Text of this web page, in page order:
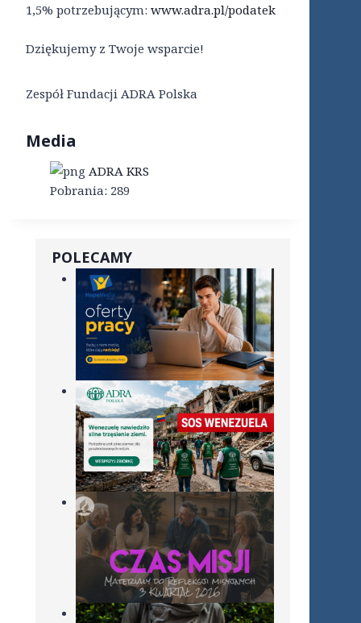
1,5% potrzebującym: www.adra.pl/podatek
Dziękujemy z Twoje wsparcie!
Zespół Fundacji ADRA Polska
Media
ADRA KRS
Pobrania: 289
POLECAMY